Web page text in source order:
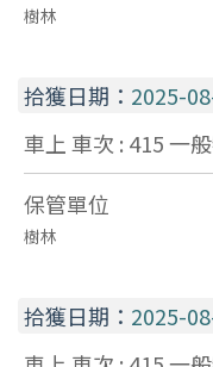
樹林
拾獲日期： 2025-
車上 車次 : 415一
保管單位
樹林
拾獲日期： 2025-